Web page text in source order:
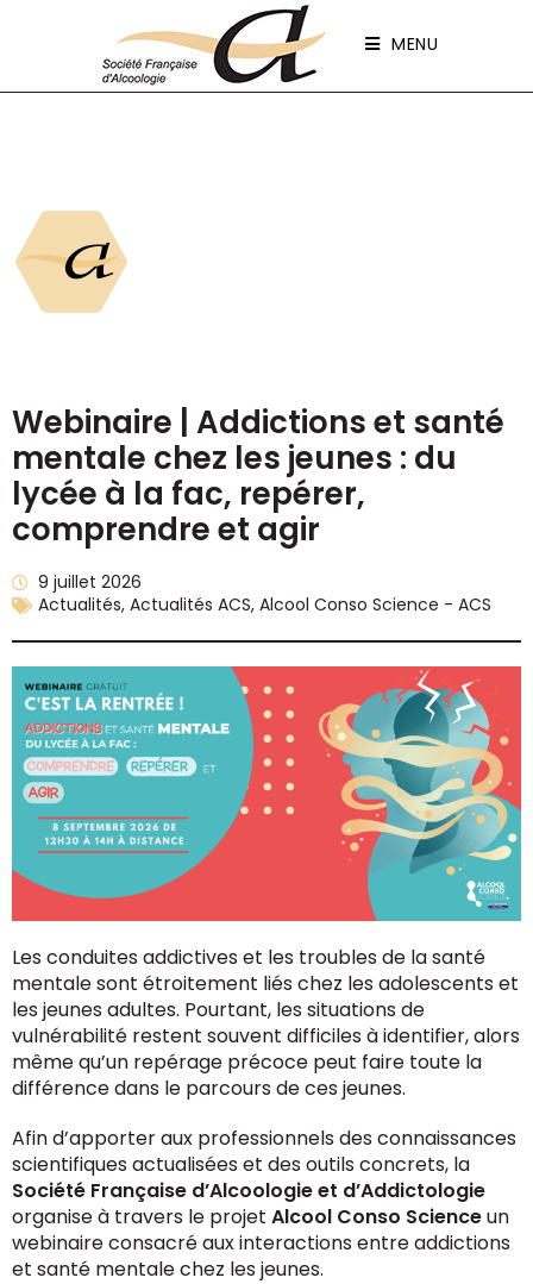
Panneau de gestion des cookies
MENU
Webinaire | Addictions et santé
mentale chez les jeunes : du
lycée à la fac, repérer,
comprendre et agir
9 juillet 2026
Actualités, Actualités ACS, Alcool Conso Science - ACS
Les conduites addictives et les troubles de la santé
mentale sont étroitement liés chez les adolescents et
les jeunes adultes. Pourtant, les situations de
vulnérabilité restent souvent difficiles à identifier, alors
même qu’un repérage précoce peut faire toute la
différence dans le parcours de ces jeunes.
Afin d’apporter aux professionnels des connaissances
scientifiques actualisées et des outils concrets, la
Société Française d’Alcoologie et d’Addictologie
organise à travers le projet Alcool Conso Scienceun
webinaire consacré aux interactions entre addictions
et santé mentale chez les jeunes.